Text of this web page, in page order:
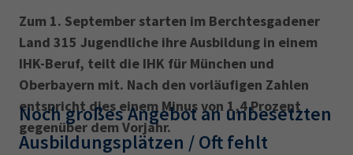
Presse
EN
IHK Akademie
Zum 1. September starten im Berchtesgadener
Land 315 Jugendliche ihre Ausbildung in einem
IHK-Beruf, teilt die IHK für München und
Oberbayern mit. Nach den vorläufigen Zahlen
entspricht dies einem Minus von 1,4 Prozent
gegenüber dem Vorjahr.
Noch großes Angebot an unbesetzten
Ausbildungsplätzen / Oft fehlt